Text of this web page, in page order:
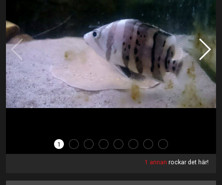
1
1 annan rockar det här!